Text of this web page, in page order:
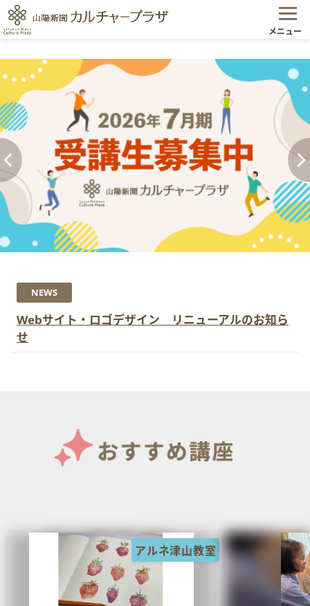
メニュー
NEWS
Webサイト・ロゴデザイン リニューアルのお知ら
せ
アルネ津山教室